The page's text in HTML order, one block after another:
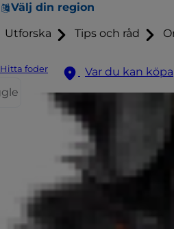
Välj din region
Utforska Tips och råd
Hitta foder
Var du kan köpa
*Ungefärlig